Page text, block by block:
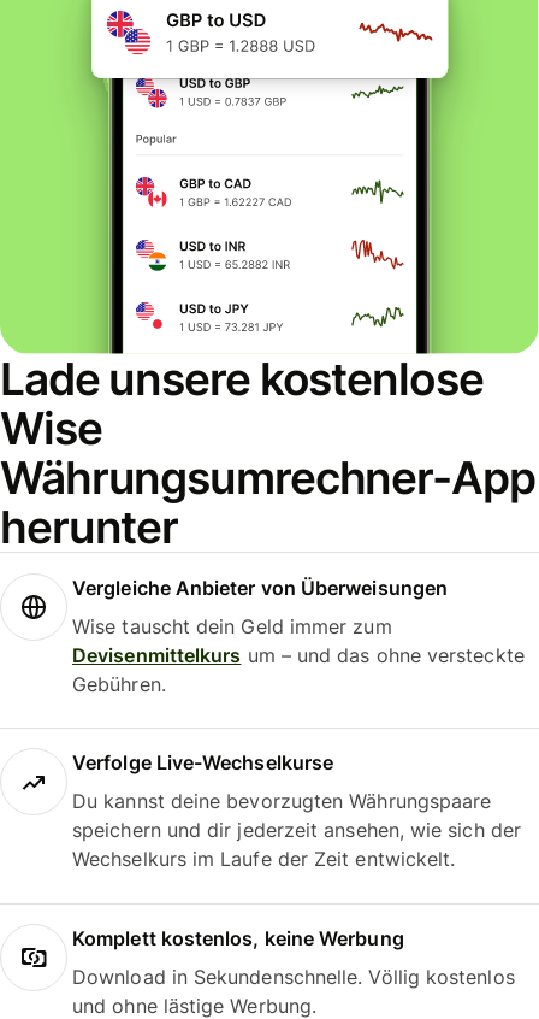
Lade unsere kostenlose
Wise
Währungsumrechner-App
herunter
Vergleiche Anbieter von Überweisungen
Wise tauscht dein Geld immer zum
Devisenmittelkurs um – und das ohne versteckte
Gebühren.
Verfolge Live-Wechselkurse
Du kannst deine bevorzugten Währungspaare
speichern und dir jederzeit ansehen, wie sich der
Wechselkurs im Laufe der Zeit entwickelt.
Komplett kostenlos, keine Werbung
Download in Sekundenschnelle. Völlig kostenlos
und ohne lästige Werbung.